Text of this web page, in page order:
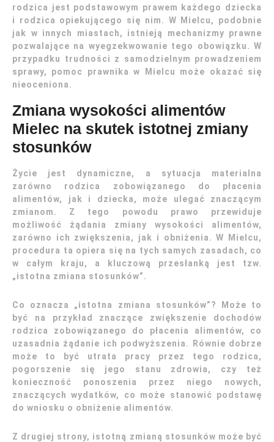
rodzica jest podstawowym prawem każdego dziecka
i rodzica opiekującego się nim. W Mielcu, podobnie
jak w innych miastach, istnieją mechanizmy prawne
pozwalające na wyegzekwowanie tego obowiązku. W
przypadku trudności z samodzielnym prowadzeniem
sprawy, pomoc prawnika w Mielcu może okazać się
nieoceniona.
Zmiana wysokości alimentów
Mielec na skutek istotnej zmiany
stosunków
Życie jest dynamiczne, a sytuacja materialna
zarówno rodzica zobowiązanego do płacenia
alimentów, jak i dziecka, może ulegać znaczącym
zmianom. Z tego powodu prawo przewiduje
możliwość żądania zmiany wysokości alimentów,
zarówno ich zwiększenia, jak i obniżenia. W Mielcu,
procedura ta opiera się na tych samych zasadach, co
w całym kraju, a kluczową przesłanką jest tzw.
„istotna zmiana stosunków”.
Co oznacza „istotna zmiana stosunków”? Może to
być na przykład znaczące zwiększenie dochodów
rodzica zobowiązanego do płacenia alimentów, co
uzasadnia żądanie ich podwyższenia. Równie dobrze
może to być utrata pracy przez tego rodzica,
pogorszenie się jego stanu zdrowia, czy też
konieczność ponoszenia przez niego nowych,
znaczących wydatków, co może stanowić podstawę
do wniosku o obniżenie alimentów.
Z drugiej strony, istotną zmianą stosunków może być